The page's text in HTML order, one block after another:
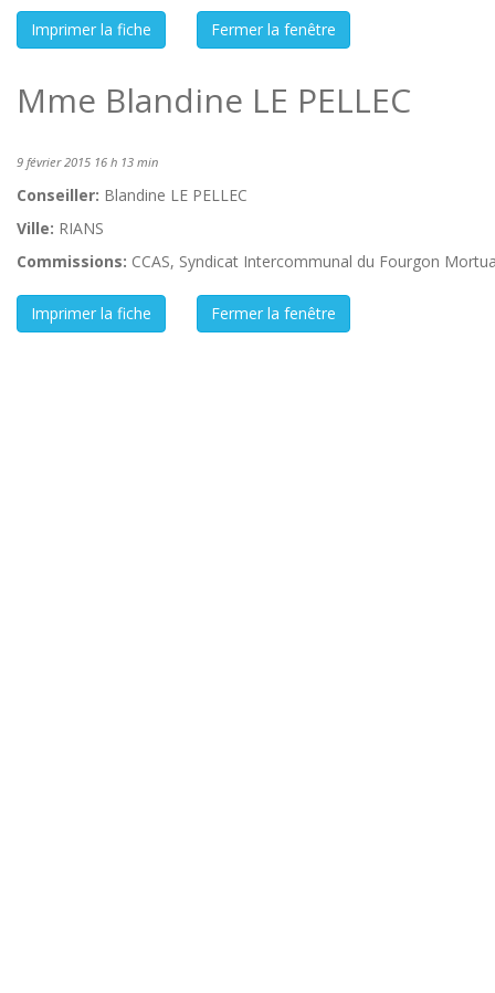
Mme Blandine LE PELLEC
9 février 2015 16 h 13 min
Conseiller: Blandine LE PELLEC
Ville: RIANS
Commissions: CCAS, Syndicat Intercommunal du Fourgon